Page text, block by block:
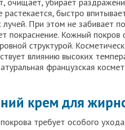
растекается, быстро
лучей. При этом не забивает
покраснение. Кожный покров
структурой.
влиянию высоких
французская
крем для
требует особого